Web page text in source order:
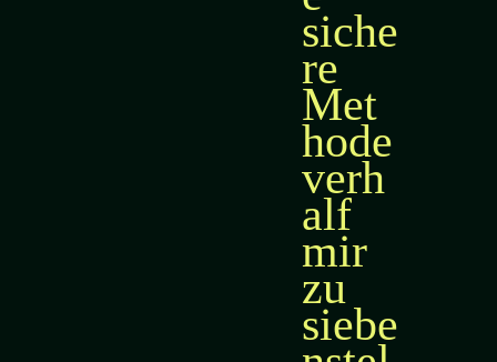
siche
re
Met
hode
verh
alf
mir
zu
siebe